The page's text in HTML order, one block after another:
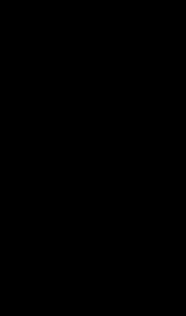
Münster
GmbH, Berlin
Berlin GmbH, Berlin